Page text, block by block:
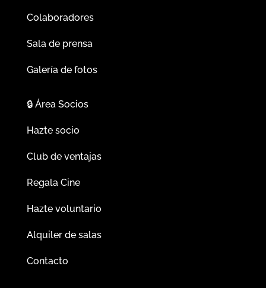
Colaboradores
Sala de prensa
Galería de fotos
🔒Área Socios
Hazte socio
Club de ventajas
Regala Cine
Hazte voluntario
Alquiler de salas
Contacto